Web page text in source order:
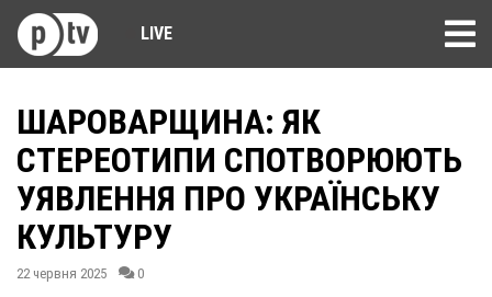
LIVE
ШАРОВАРЩИНА: ЯК
СТЕРЕОТИПИ СПОТВОРЮЮТЬ
УЯВЛЕННЯ ПРО УКРАЇНСЬКУ
КУЛЬТУРУ
22 червня 2025 0